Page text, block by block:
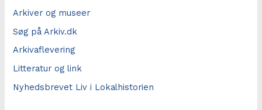
Arkiver og museer
Søg på Arkiv.dk
Arkivaflevering
Litteratur og link
Nyhedsbrevet Liv i Lokalhistorien